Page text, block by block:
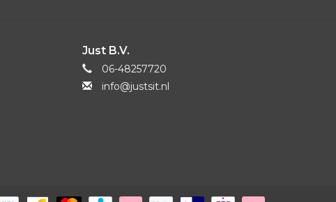
Just B.V.
06-48257720
info@justsit.nl